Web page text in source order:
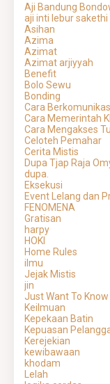
Aji Bandung
aji inti lebur sakethi
Asihan
Azima
Azimat
Azimat arjiyyah
Benefit
Bolo Sewu
Bonding
Cara
Cara Memerintah
Cara Mengakses
Celoteh Pemahar
Cerita Mistis
Dupa Tjap Raja
dupa.
Eksekusi
Event Lelang dan
FENOMENA
Gratisan
harpy
HOKI
Home Rules
ilmu
Jejak Mistis
jin
Just Want To Know
Keilmuan
Kepekaan Batin
Kepuasan
Kerejekian
kewibawaan
khodam
Lelah